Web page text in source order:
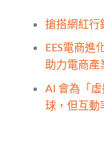
搶搭網紅行
EES電商進
助力電商產
AI 會為「
球，但互動